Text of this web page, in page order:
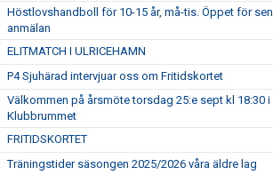
Höstlovshandboll för 10-15 år, må-tis. Öppet för sen
anmälan
ELITMATCH I ULRICEHAMN
P4 Sjuhärad intervjuar oss om Fritidskortet
Välkommen på årsmöte torsdag 25:e sept kl 18:30 i
Klubbrummet
FRITIDSKORTET
Träningstider säsongen 2025/2026 våra äldre lag